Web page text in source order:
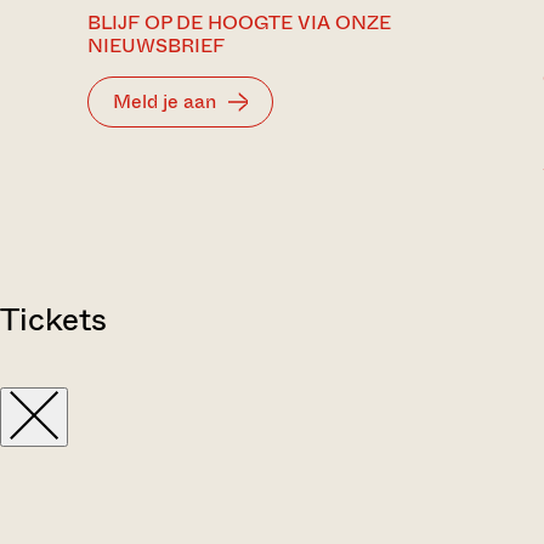
BLIJF OP DE HOOGTE VIA ONZE
NIEUWSBRIEF
Meld je aan
Tickets